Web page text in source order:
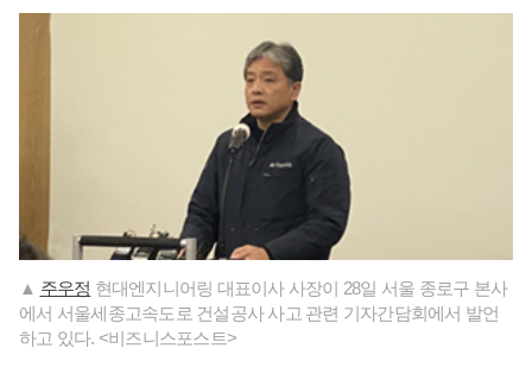
▲ 주우정 현대엔지니어링 대표이사 사장이 28일 서울 종로구 본사
에서 서울세종고속도로 건설공사 사고 관련 기자간담회에서 발언
하고 있다. <비즈니스포스트>